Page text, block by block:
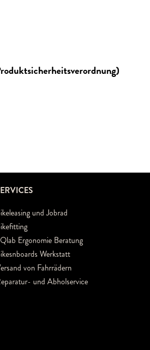
und Jobrad
Ergonomie Beratung
Werkstatt
von Fahrrädern
und Abholservice